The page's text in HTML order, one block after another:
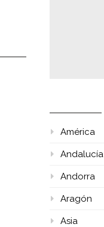
América
Andalucía
Andorra
Aragón
Asia